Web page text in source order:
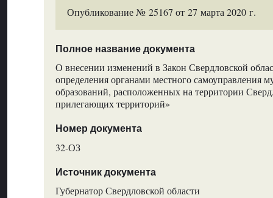
Опубликование № 25167 от 27 марта 2020 г.
Полное название документа
О внесении изменений в Закон Свердловской
определения органами местного самоуправления
образований, расположенных на территории
прилегающих территорий»
Номер документа
32-ОЗ
Источник документа
Губернатор Свердловской области